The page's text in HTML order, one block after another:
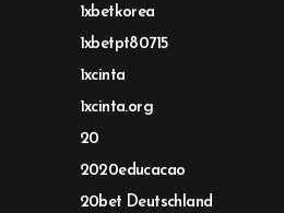
1xbetkorea
1xbetpt80715
1xcinta
1xcinta.org
20
2020educacao
20bet Deutschland